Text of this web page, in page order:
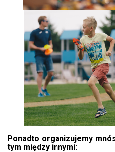
Ponadto organizujemy
tym między innymi: